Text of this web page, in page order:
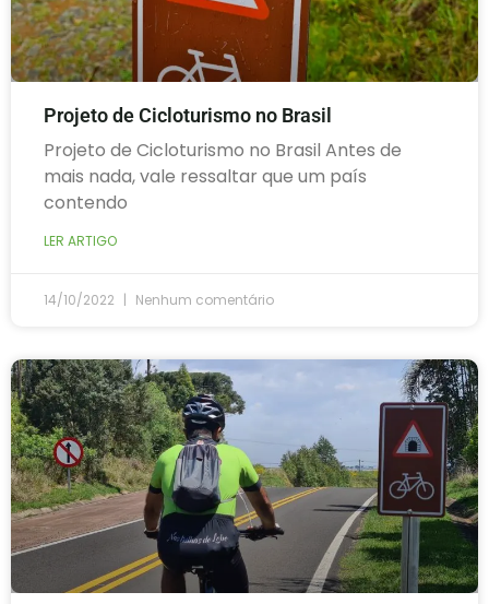
Projeto de Cicloturismo no Brasil
Projeto de Cicloturismo no Brasil Antes de
mais nada, vale ressaltar que um país
contendo
LER ARTIGO
14/10/2022 Nenhum comentário